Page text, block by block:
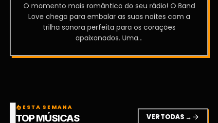
O momento mais romântico do seu rádio! O Band
Love chega para embalar as suas noites com a
trilha sonora perfeita para os corações
apaixonados. Uma...
local_fire_department ESTA SEMANA
TOP MÚSICAS VER TODAS → arrow_forward